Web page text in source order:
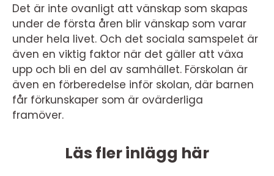
Det är inte ovanligt att vänskap som skapas
under de första åren blir vänskap som varar
under hela livet. Och det sociala samspelet är
även en viktig faktor när det gäller att växa
upp och bli en del av samhället. Förskolan är
även en förberedelse inför skolan, där barnen
får förkunskaper som är ovärderliga
framöver.
Läs fler inlägg här